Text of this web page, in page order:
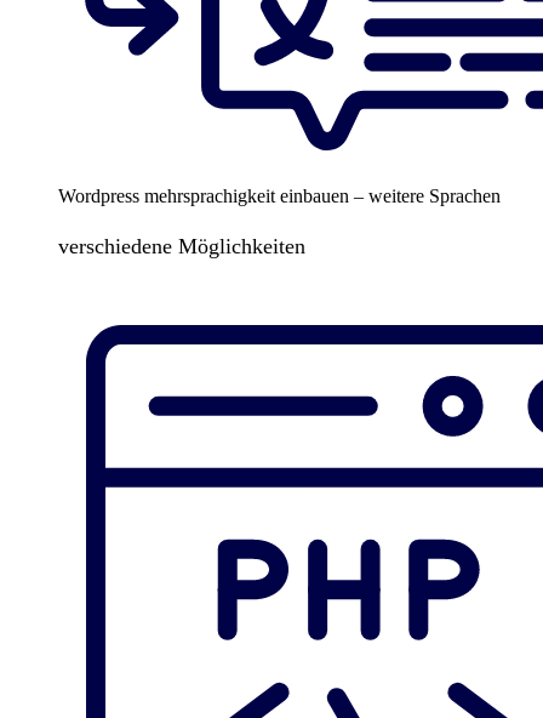
Wordpress mehrsprachigkeit einbauen – weitere Sprachen
verschiedene Möglichkeiten